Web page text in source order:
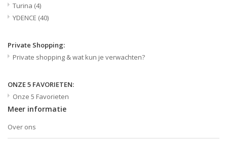
Turina (4)
YDENCE (40)
Private Shopping:
Private shopping & wat kun je verwachten?
ONZE 5 FAVORIETEN:
Onze 5 Favorieten
Meer informatie
Over ons